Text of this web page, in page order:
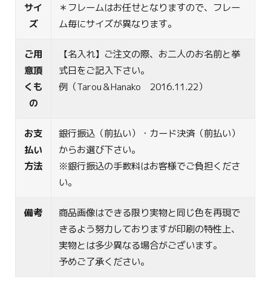
サイ
ズ
＊フレームはお任せとなりますので、フレー
ム毎にサイズが異なります。
ご用
意頂
くも
の
【名入れ】ご注文の際、お二人のお名前と挙
式日をご記入下さい。
例（Tarou＆Hanako 2016.11.22）
お支
払い
方法
銀行振込（前払い）・カード決済（前払い）
からお選び下さい。
※銀行振込の手数料はお客様でご負担くださ
い。
備考
商品画像はできる限り実物と同じ色を再現で
きるよう努力しておりますが印刷の特性上、
実物とは多少異なる場合がございます。
予めご了承ください。